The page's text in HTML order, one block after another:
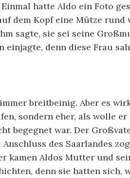
hatte Aldo ein Foto
dem Kopf eine Mütze
sagte, sie sei seine
einjagte, denn diese Frau
breitbeinig. Aber es
sondern eher, als wolle
begegnet war. Der
Anschluss des Saarlandes
kamen Aldos Mutter und
denn sie hatten